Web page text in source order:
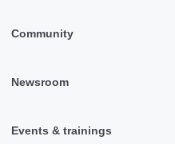
Community
Newsroom
Events & trainings